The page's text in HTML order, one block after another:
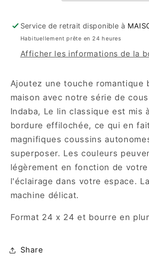
Service de retrait disponible à
Habituellement prête en 24 heures
Afficher les informations de la
Ajoutez une touche romantique
maison avec notre série de
Indaba, Le lin classique est mis
bordure effilochée, ce qui en
magnifiques coussins
superposer. Les couleurs
légèrement en fonction de
l'éclairage dans votre espace.
machine délicat.
Format 24 x 24 et bourre en
Share